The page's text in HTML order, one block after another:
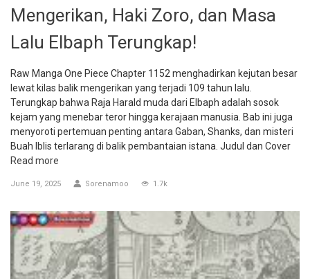
Mengerikan, Haki Zoro, dan Masa
Lalu Elbaph Terungkap!
Raw Manga One Piece Chapter 1152 menghadirkan kejutan besar
lewat kilas balik mengerikan yang terjadi 109 tahun lalu.
Terungkap bahwa Raja Harald muda dari Elbaph adalah sosok
kejam yang menebar teror hingga kerajaan manusia. Bab ini juga
menyoroti pertemuan penting antara Gaban, Shanks, dan misteri
Buah Iblis terlarang di balik pembantaian istana. Judul dan Cover
Read more
June 19, 2025 Sorenamoo 1.7k